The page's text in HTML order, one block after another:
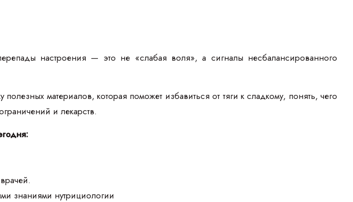
настроения — это не «слабая воля», а сигналы несбалансированного
материалов, которая поможет избавиться от тяги к сладкому, понять, чего
и лекарств.
знаниями нутрициологии